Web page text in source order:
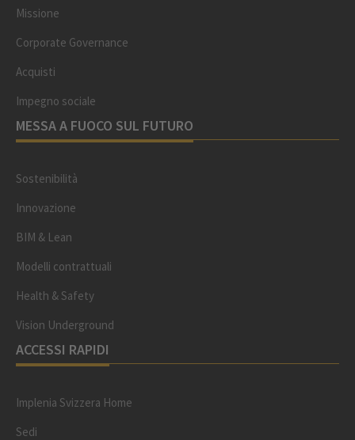
Missione
Corporate Governance
Acquisti
Impegno sociale
MESSA A FUOCO SUL FUTURO
Sostenibilità
Innovazione
BIM & Lean
Modelli contrattuali
Health & Safety
Vision Underground
ACCESSI RAPIDI
Implenia Svizzera Home
Sedi